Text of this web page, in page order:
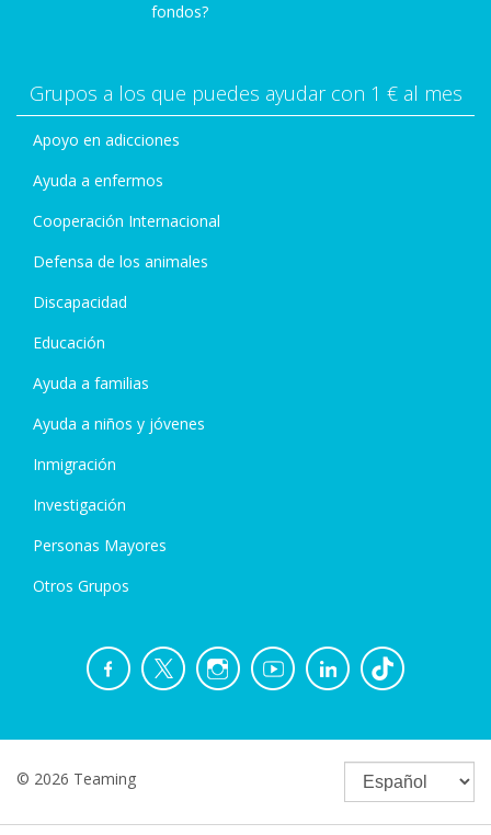
fondos?
Grupos a los que puedes ayudar con 1 € al mes
Apoyo en adicciones
Ayuda a enfermos
Cooperación Internacional
Defensa de los animales
Discapacidad
Educación
Ayuda a familias
Ayuda a niños y jóvenes
Inmigración
Investigación
Personas Mayores
Otros Grupos
© 2026 Teaming